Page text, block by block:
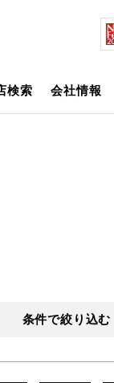
検索 会社情報
条件で絞り込む